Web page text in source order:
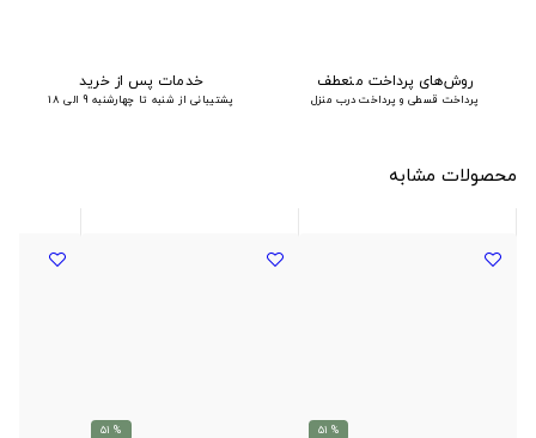
روش‌های پرداخت منعطف
پرداخت قسطی و پرداخت درب منزل
خدمات پس از خرید
پشتیبانی از شنبه تا چهارشنبه 9 الی 18
محصولات مشابه
% 51
% 51